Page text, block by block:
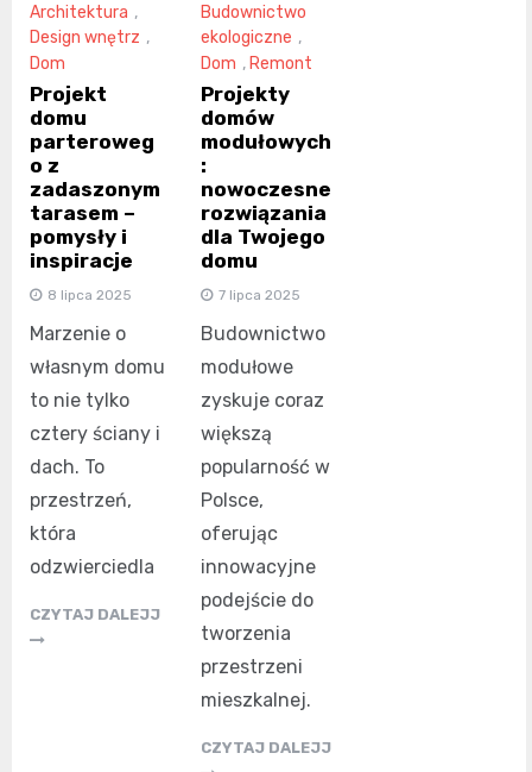
Architektura ,
Design wnętrz ,
Dom
Projekt
domu
parteroweg
o z
zadaszonym
tarasem –
pomysły i
inspiracje
8 lipca 2025
Marzenie o
własnym domu
to nie tylko
cztery ściany i
dach. To
przestrzeń,
która
odzwierciedla
CZYTAJ DALEJJ
Budownictwo
ekologiczne ,
Dom , Remont
Projekty
domów
modułowych
:
nowoczesne
rozwiązania
dla Twojego
domu
7 lipca 2025
Budownictwo
modułowe
zyskuje coraz
większą
popularność w
Polsce,
oferując
innowacyjne
podejście do
tworzenia
przestrzeni
mieszkalnej.
CZYTAJ DALEJJ